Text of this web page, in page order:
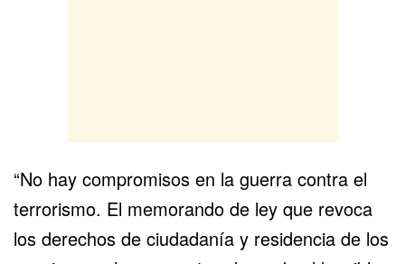
“No hay compromisos en la guerra contra el
terrorismo. El memorando de ley que revoca
los derechos de ciudadanía y residencia de los